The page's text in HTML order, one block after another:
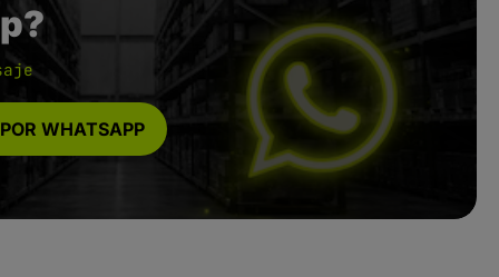
WHATSAPP